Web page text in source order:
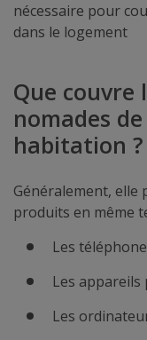
nécessaire pour
dans le logement
Que couvre
nomades
habitation ?
Généralement,
produits en même
Les
Les appareils
Les